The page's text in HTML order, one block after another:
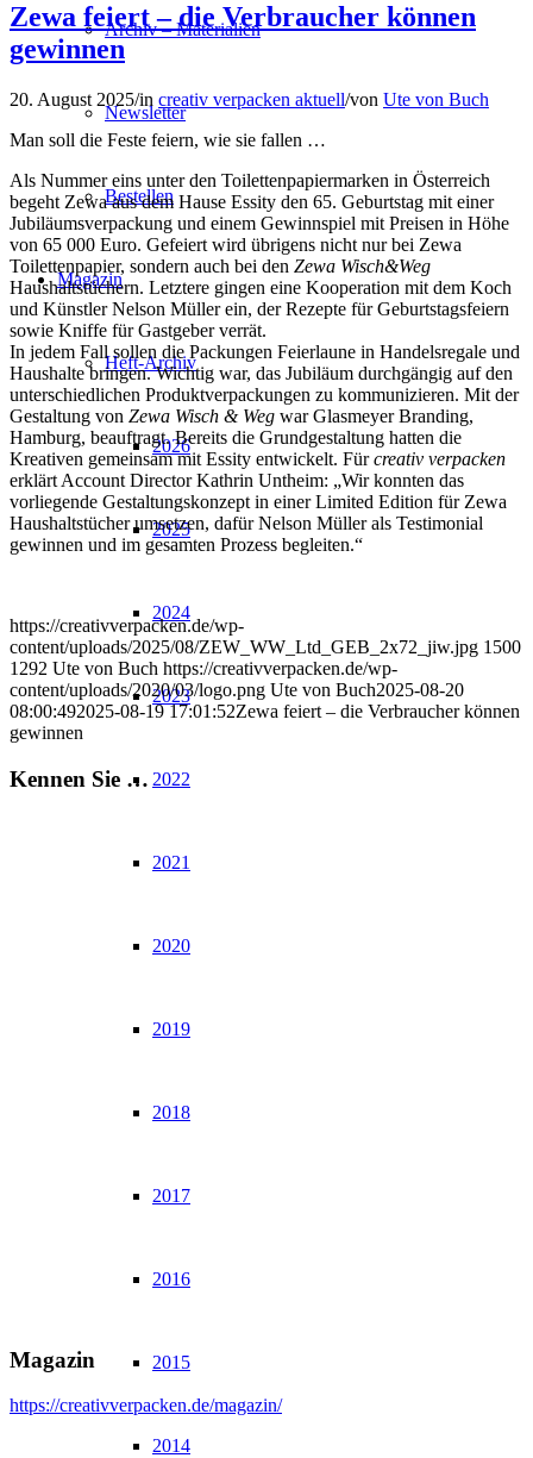
Archiv – Materialien
Newsletter
Bestellen
Magazin
Heft-Archiv
2026
2025
2024
2023
2022
2021
2020
2019
2018
2017
2016
2015
2014
Zewa feiert – die Verbraucher können
gewinnen
20. August 2025/in creativ verpacken aktuell/von Ute von Buch
Man soll die Feste feiern, wie sie fallen …
Als Nummer eins unter den Toilettenpapiermarken in Österreich
begeht Zewa aus dem Hause Essity den 65. Geburtstag mit einer
Jubiläumsverpackung und einem Gewinnspiel mit Preisen in Höhe
von 65 000 Euro. Gefeiert wird übrigens nicht nur bei Zewa
Toilettenpapier, sondern auch bei den Zewa Wisch&Weg
Haushaltstüchern. Letztere gingen eine Kooperation mit dem Koch
und Künstler Nelson Müller ein, der Rezepte für Geburtstagsfeiern
sowie Kniffe für Gastgeber verrät.
In jedem Fall sollen die Packungen Feierlaune in Handelsregale und
Haushalte bringen. Wichtig war, das Jubiläum durchgängig auf den
unterschiedlichen Produktverpackungen zu kommunizieren. Mit der
Gestaltung von Zewa Wisch & Weg war Glasmeyer Branding,
Hamburg, beauftragt. Bereits die Grundgestaltung hatten die
Kreativen gemeinsam mit Essity entwickelt. Fürcreativ verpacken
erklärt Account Director Kathrin Untheim: „Wir konnten das
vorliegende Gestaltungskonzept in einer Limited Edition für Zewa
Haushaltstücher umsetzen, dafür Nelson Müller als Testimonial
gewinnen und im gesamten Prozess begleiten.“
https://creativverpacken.de/wp-
content/uploads/2025/08/ZEW_WW_Ltd_GEB_2x72_jiw.jpg 1500
1292 Ute von Buch https://creativverpacken.de/wp-
content/uploads/2020/03/logo.png Ute von Buch2025-08-20
08:00:492025-08-19 17:01:52Zewa feiert – die Verbraucher können
gewinnen
Kennen Sie …
Magazin
https://creativverpacken.de/magazin/